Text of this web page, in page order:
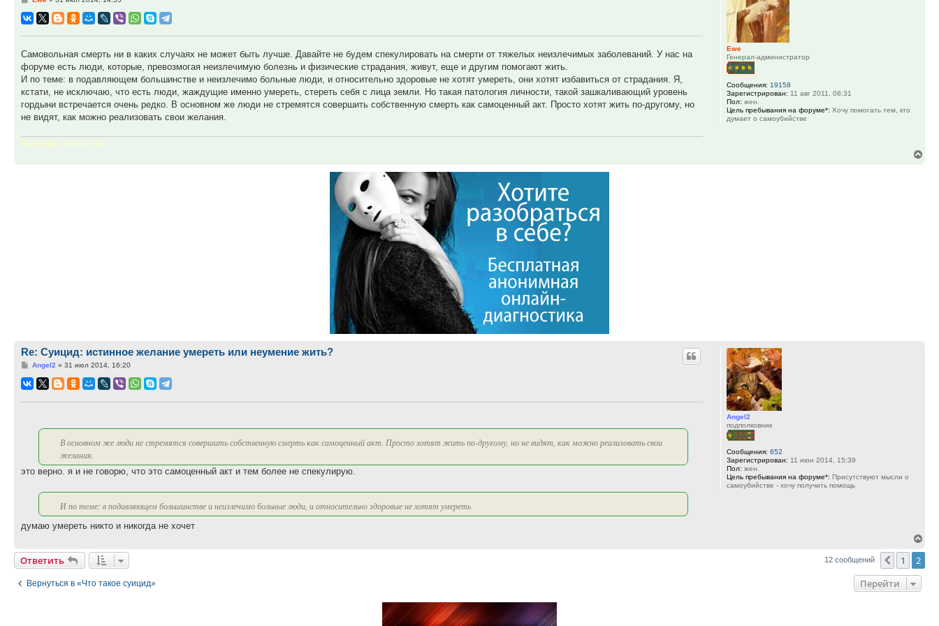
Ewe
Генерал-администратор
Сообщения: 19158
Зарегистрирован: 11 авг 2011, 08:31
Пол: жен.
Цель пребывания на форуме*: Хочу помогать тем, кто
думает о самоубийстве
Самовольная смерть ни в каких случаях не может быть лучше. Давайте не будем спекулировать на смерти от тяжелых неизлечимых заболеваний. У нас на
форуме есть люди, которые, превозмогая неизлечимую болезнь и физические страдания, живут, еще и другим помогают жить.
И по теме: в подавляющем большинстве и неизлечимо больные люди, и относительно здоровые не хотят умереть, они хотят избавиться от страдания. Я,
кстати, не исключаю, что есть люди, жаждущие именно умереть, стереть себя с лица земли. Но такая патология личности, такой зашкаливающий уровень
гордыни встречается очень редко. В основном же люди не стремятся совершить собственную смерть как самоценный акт. Просто хотят жить по-другому, но
не видят, как можно реализовать свои желания.
Боже наш, помилуй нас
Angel2
подполковник
Сообщения: 652
Зарегистрирован: 11 июн 2014, 15:39
Пол: жен.
Цель пребывания на форуме*: Присутствуют мысли о
самоубийстве - хочу получить помощь
Re: Суицид: истинное желание умереть или неумение жить?
Сообщение
Angel2» 31 июл 2014, 16:20
В основном же люди не стремятся совершить собственную смерть как самоценный акт. Просто хотят жить по-другому, но не видят, как можно реализовать свои
желания.
это верно. я и не говорю, что это самоценный акт и тем более не спекулирую.
И по теме: в подавляющем большинстве и неизлечимо больные люди, и относительно здоровые не хотят умереть
думаю умереть никто и никогда не хочет
к
Ответить 12 сообщений Пред.
1 2
Вернуться в «Что такое суицид» Перейти